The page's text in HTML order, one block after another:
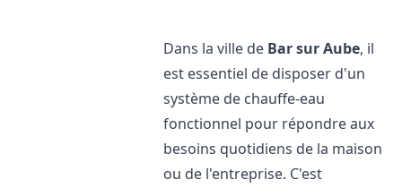
Dans la ville de Bar sur Aube, il
est essentiel de disposer d'un
système de chauffe-eau
fonctionnel pour répondre aux
besoins quotidiens de la maison
ou de l'entreprise. C'est